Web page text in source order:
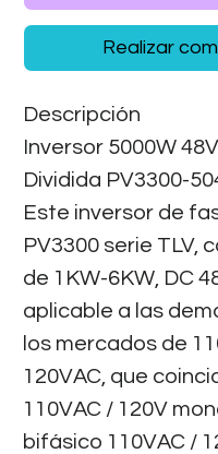
Realizar
Descripción
Inversor 5000W
Dividida PV3300-
Este inversor de
PV3300 serie TLV,
de 1KW-6KW, DC
aplicable a las
los mercados de
120VAC, que
110VAC / 120V
bifásico 110VAC /